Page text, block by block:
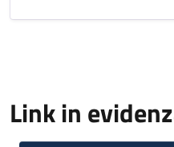
Link in